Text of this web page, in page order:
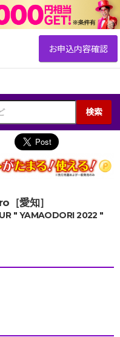
検索
愛知］
" YAMAODORI 2022 "